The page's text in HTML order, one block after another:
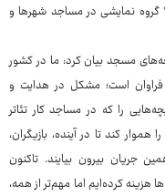
نتایج فراتر از پیش‌بینی‌ها بوده و اکنون بیش از ۱۲۰۰ گروه نمایشی در مساجد شهرها و
مسجد بیان کرد: ما در کشور
است؛ مشکل در هدایت و
را که در مساجد کار تئاتر
کند تا در آینده، بازیگران،
جریان بیرون بیایند. تاکنون
هزینه کرده‌ایم اما مهم‌تر از همه،